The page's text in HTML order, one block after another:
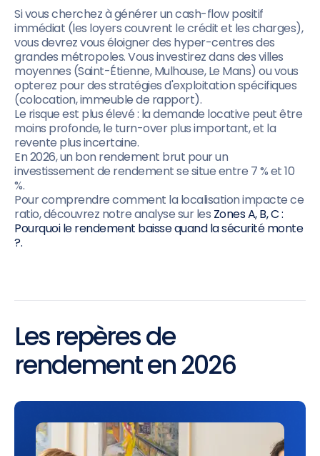
Si vous cherchez à générer un cash-flow positif
immédiat (les loyers couvrent le crédit et les charges),
vous devrez vous éloigner des hyper-centres des
grandes métropoles. Vous investirez dans des villes
moyennes (Saint-Étienne, Mulhouse, Le Mans) ou vous
opterez pour des stratégies d'exploitation spécifiques
(colocation, immeuble de rapport).
Le risque est plus élevé : la demande locative peut être
moins profonde, le turn-over plus important, et la
revente plus incertaine.
En 2026, un bon rendement brut pour un
investissement de rendement se situe entre 7 % et 10
%.
Pour comprendre comment la localisation impacte ce
ratio, découvrez notre analyse sur les Zones A, B, C :
Pourquoi le rendement baisse quand la sécurité monte
?.
Les repères de
rendement en 2026